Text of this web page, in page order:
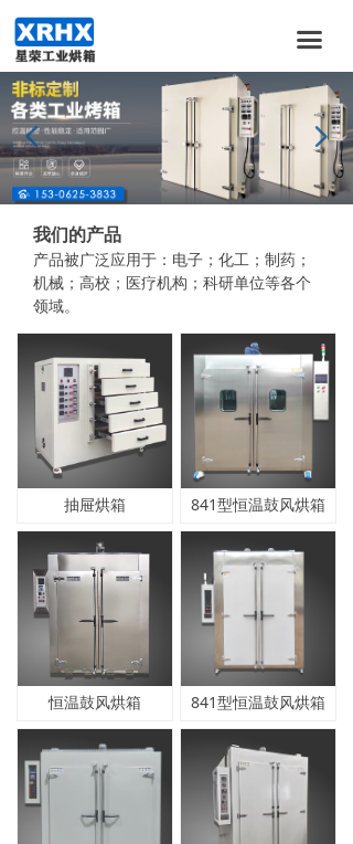
끀
首页
关于我们
产品服务
新闻资讯
加入我们
合作伙伴
넳 넲
我们的产品
产品被广泛应用于：电子；化工；制药；
机械；高校；医疗机构；科研单位等各个
领域。
抽屉烘箱 841型恒温鼓风烘箱
恒温鼓风烘箱 841型恒温鼓风烘箱